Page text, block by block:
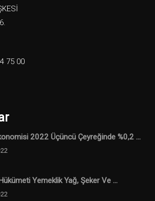
75 00
2022 Üçüncü Çeyreğinde %0,2 ...
Yemeklik Yağ, Şeker Ve ...